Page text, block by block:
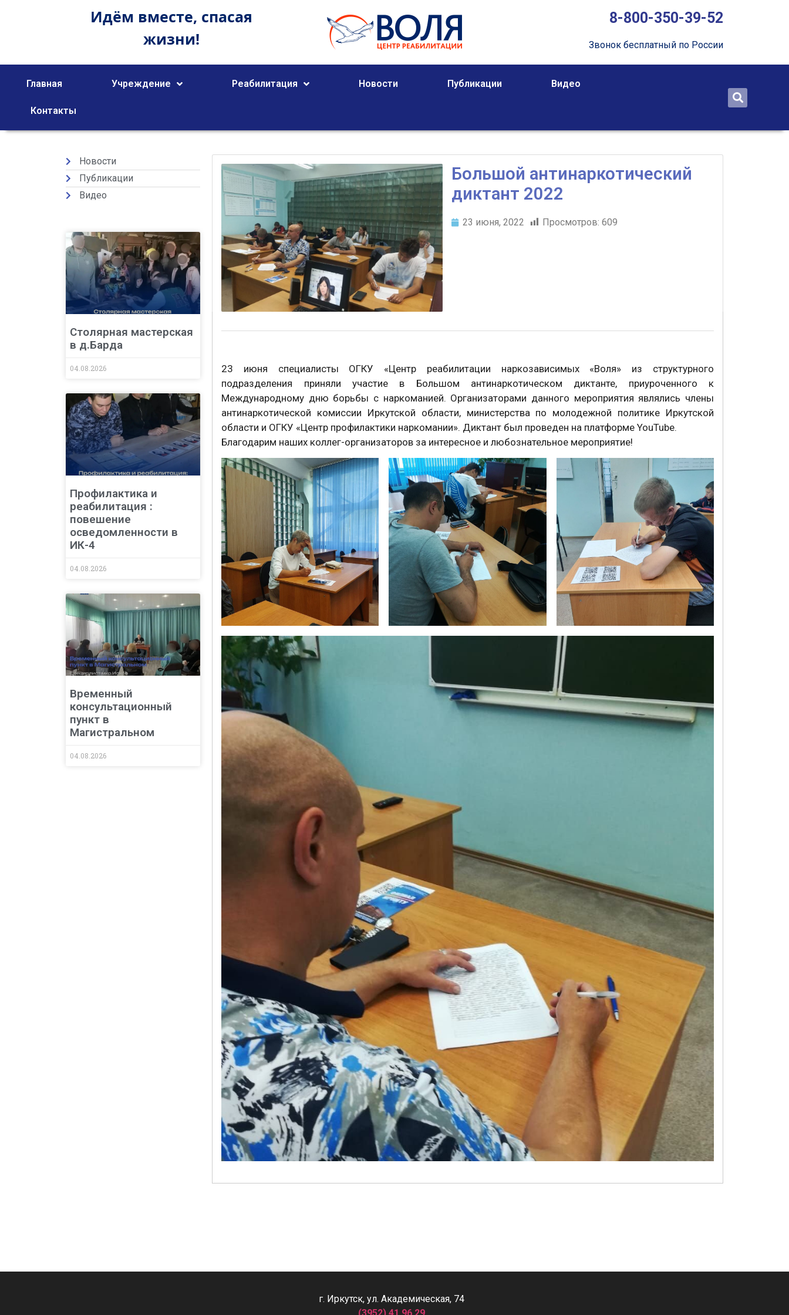
Идём вместе, спасая
жизни!
8-800-350-39-52
Звонок бесплатный по России
Главная Учреждение Реабилитация Новости Публикации Видео
Контакты
Новости
Публикации
Видео
Столярная мастерская
в д.Барда
04.08.2026
Профилактика и
реабилитация :
повешение
осведомленности в
ИК-4
04.08.2026
Временный
консультационный
пункт в
Магистральном
04.08.2026
Большой антинаркотический
диктант 2022
23 июня, 2022 Просмотров: 609
23 июня специалисты ОГКУ «Центр реабилитации наркозависимых «Воля» из структурного
подразделения приняли участие в Большом антинаркотическом диктанте, приуроченного к
Международному дню борьбы с наркоманией. Организаторами данного мероприятия являлись члены
антинаркотической комиссии Иркутской области, министерства по молодежной политике Иркутской
области и ОГКУ «Центр профилактики наркомании». Диктант был проведен на платформе YouTube.
Благодарим наших коллег-организаторов за интересное и любознательное мероприятие!
г. Иркутск, ул. Академическая, 74